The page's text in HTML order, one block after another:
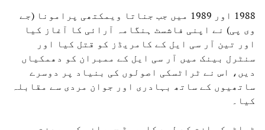
1988 اور 1989 میں جب جناتا ویمکتھی پرامونا (جے
وی پی) نے اپنی فاشسٹ ہنگامہ آرائی کا آغاز کیا
اور تین آر سی ایل کے کامریڈز کو قتل کیا اور
سنٹرل بینک میں آر سی ایل کے ممبران کو دھمکیاں
دیں، اس نے ٹراٹسکی اصولوں کی بنیاد پر دوسرے
ساتھیوں کے ساتھ بہادری اور جوان مردی سے مقابلہ
کیا۔